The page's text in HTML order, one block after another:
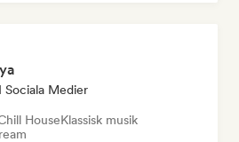
Sociala Medier
HouseKlassisk musik